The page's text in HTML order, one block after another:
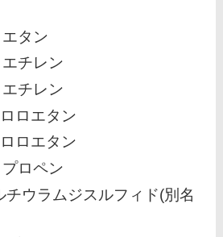
タン
チレン
チレン
ロエタン
ロエタン
ロペン
チウラムジスルフィド(別名